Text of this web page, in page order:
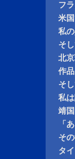
フ
米
私
そ
北
作
そ
私
靖
「
そ
タ